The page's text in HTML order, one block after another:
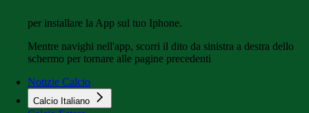
per installare la App sul tuo Iphone.
Mentre navighi nell'app, scorri il dito da sinistra a destra dello
schermo per tornare alle pagine precedenti
Notizie Calcio
Calcio Italiano